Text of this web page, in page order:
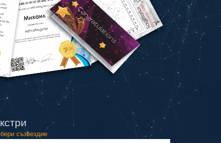
съзвездие